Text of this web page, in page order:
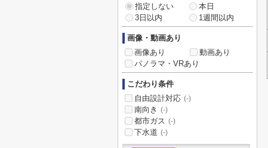
指定しない
本日
3日以内
1週間以内
画像・動画あり
画像あり
動画あり
パノラマ・VRあり
こだわり条件
自由設計対応 (-)
南向き (-)
都市ガス (-)
下水道 (-)